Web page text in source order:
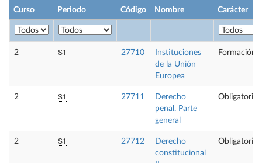
Curso Periodo Código Nombre Carácter
2 S1 27710
Instituciones
de la Unión
Europea
Formación
2 S1 27711
Derecho
penal. Parte
general
Obligatoria
2 S1 27712
Derecho
constitucional
Obligatoria